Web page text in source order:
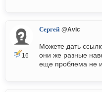
16
Сергей @Avic
Можете дать
они же разные
еще проблема не